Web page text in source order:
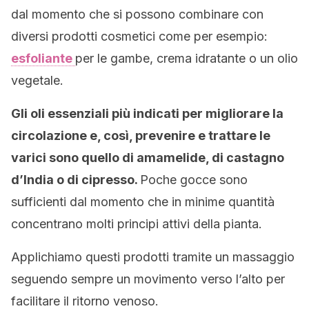
dal momento che si possono combinare con
diversi prodotti cosmetici come per esempio:
esfoliante per le gambe, crema idratante o un olio
vegetale.
Gli oli essenziali più indicati per migliorare la
circolazione e, così, prevenire e trattare le
varici sono quello di amamelide, di castagno
d’India o di cipresso. Poche gocce sono
sufficienti dal momento che in minime quantità
concentrano molti principi attivi della pianta.
Applichiamo questi prodotti tramite un massaggio
seguendo sempre un movimento verso l’alto per
facilitare il ritorno venoso.